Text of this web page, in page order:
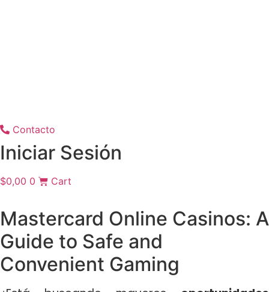
Contacto
Iniciar Sesión
$0,00 0 Cart
Mastercard Online Casinos: A
Guide to Safe and
Convenient Gaming